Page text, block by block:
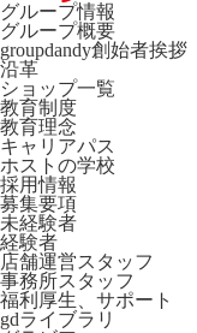
グループ情報
グループ概要
groupdandy創始者挨拶
沿革
ショップ一覧
教育制度
教育理念
キャリアパス
ホストの学校
採用情報
募集要項
未経験者
経験者
店舗運営スタッフ
事務所スタッフ
福利厚生、サポート
gdライブラリ